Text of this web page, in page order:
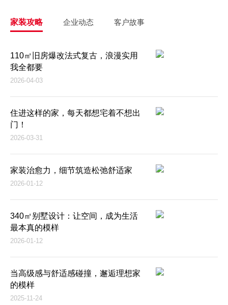
家装攻略 企业动态 客户故事
110㎡旧房爆改法式复古，浪漫实用
我全都要
2026-04-03
住进这样的家，每天都想宅着不想出
门！
2026-03-31
家装治愈力，细节筑造松弛舒适家
2026-01-12
340㎡别墅设计：让空间，成为生活
最本真的模样
2026-01-12
当高级感与舒适感碰撞，邂逅理想家
的模样
2025-11-24